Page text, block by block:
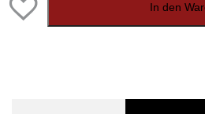
In den